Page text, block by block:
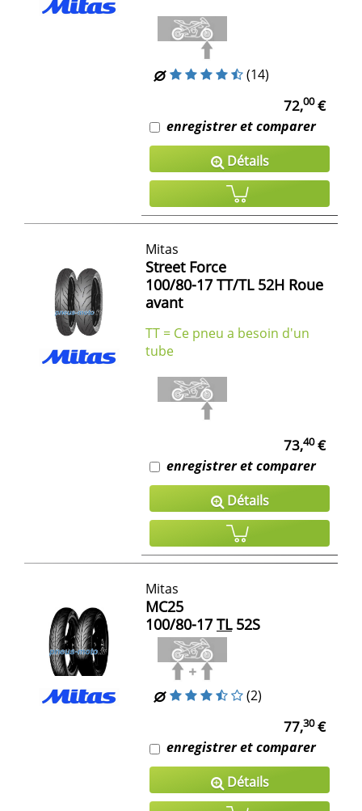
(14)
72,00€
enregistrer et comparer
Détails
Mitas
Street Force
100/80-17 TT/TL 52H Roue
avant
TT = Ce pneu a besoin d'un
tube
73,40€
enregistrer et comparer
Détails
Mitas
MC25
100/80-17 TL52S
(2)
77,30€
enregistrer et comparer
Détails